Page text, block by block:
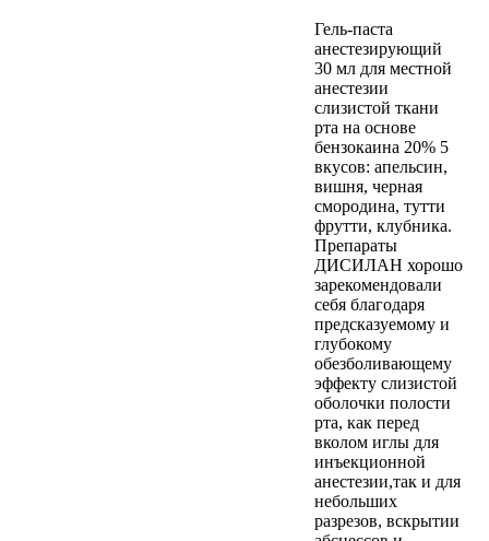
Гель-паста
анестезирующий
30 мл для местной
анестезии
слизистой ткани
рта на основе
бензокаина 20% 5
вкусов: апельсин,
вишня, черная
смородина, тутти
фрутти, клубника.
Препараты
ДИСИЛАН хорошо
зарекомендовали
себя благодаря
предсказуемому и
глубокому
обезболивающему
эффекту слизистой
оболочки полости
рта, как перед
вколом иглы для
инъекционной
анестезии,так и для
небольших
разрезов, вскрытии